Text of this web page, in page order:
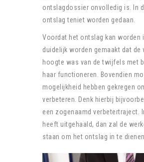
ontslagdossier onvolledig is. In
ontslag teniet worden gedaan.
Voordat het ontslag kan worden
duidelijk worden gemaakt dat de
hoogte was van de twijfels met
haar functioneren. Bovendien
mogelijkheid hebben gekregen
verbeteren. Denk hierbij
een zogenaamd verbetertraject.
heeft uitgehaald, dan zal de
staan om het ontslag in te